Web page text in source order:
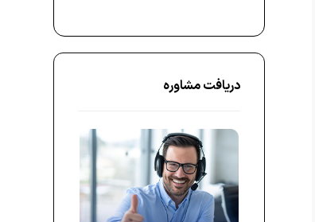
دریافت مشاوره